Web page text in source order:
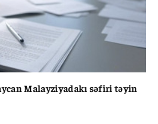
Malayziyadakı səfiri təyin